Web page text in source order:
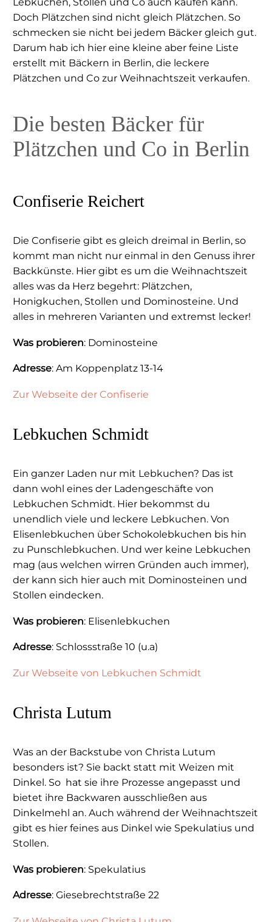
Doch Plätzchen sind nicht gleich Plätzchen. So
schmecken sie nicht bei jedem Bäcker gleich gut.
Darum hab ich hier eine kleine aber feine Liste
erstellt mit Bäckern in Berlin, die leckere
Plätzchen und Co zur Weihnachtszeit verkaufen.
Die besten Bäcker für
Plätzchen und Co in Berlin
Confiserie Reichert
Die Confiserie gibt es gleich dreimal in Berlin, so
kommt man nicht nur einmal in den Genuss ihrer
Backkünste. Hier gibt es um die Weihnachtszeit
alles was da Herz begehrt: Plätzchen,
Honigkuchen, Stollen und Dominosteine. Und
alles in mehreren Varianten und extremst lecker!
Was probieren: Dominosteine
Adresse: Am Koppenplatz 13-14
Zur Webseite der Confiserie
Lebkuchen Schmidt
Ein ganzer Laden nur mit Lebkuchen? Das ist
dann wohl eines der Ladengeschäfte von
Lebkuchen Schmidt. Hier bekommst du
unendlich viele und leckere Lebkuchen. Von
Elisenlebkuchen über Schokolebkuchen bis hin
zu Punschlebkuchen. Und wer keine Lebkuchen
mag (aus welchen wirren Gründen auch immer),
der kann sich hier auch mit Dominosteinen und
Stollen eindecken.
Was probieren: Elisenlebkuchen
Adresse: Schlossstraße 10 (u.a)
Zur Webseite von Lebkuchen Schmidt
Christa Lutum
Was an der Backstube von Christa Lutum
besonders ist? Sie backt statt mit Weizen mit
Dinkel. So hat sie ihre Prozesse angepasst und
bietet ihre Backwaren ausschließen aus
Dinkelmehl an. Auch während der Weihnachtszeit
gibt es hier feines aus Dinkel wie Spekulatius und
Stollen.
Was probieren: Spekulatius
Adresse: Giesebrechtstraße 22